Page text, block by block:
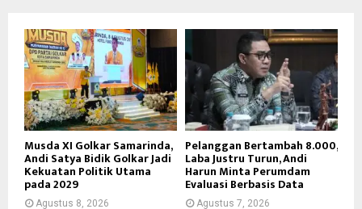
Musda XI Golkar Samarinda,
Andi Satya Bidik Golkar Jadi
Kekuatan Politik Utama
pada 2029
Agustus 8, 2026
Pelanggan Bertambah 8.000,
Laba Justru Turun, Andi
Harun Minta Perumdam
Evaluasi Berbasis Data
Agustus 7, 2026